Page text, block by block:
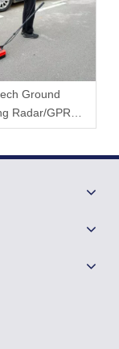
Ground
Radar/GPR
de